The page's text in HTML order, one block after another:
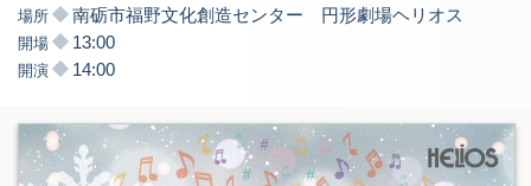
場所 南砺市福野文化創造センター 円形劇場ヘリオス
開場 13:00
開演 14:00